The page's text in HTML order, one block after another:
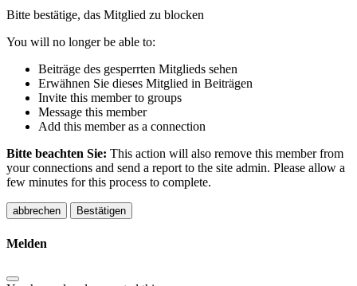
Bitte bestätige, das Mitglied zu blocken
You will no longer be able to:
Beiträge des gesperrten Mitglieds sehen
Erwähnen Sie dieses Mitglied in Beiträgen
Invite this member to groups
Message this member
Add this member as a connection
Bitte beachten Sie: This action will also remove this member from
your connections and send a report to the site admin. Please allow a
few minutes for this process to complete.
Bestätigen
Melden